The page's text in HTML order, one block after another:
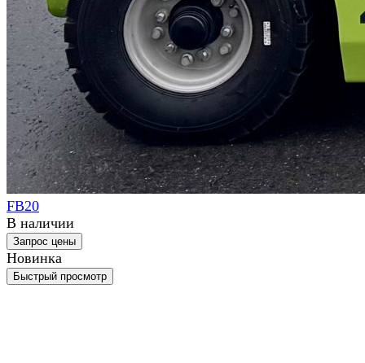
FB20
В наличии
Запрос цены
Новинка
Быстрый просмотр